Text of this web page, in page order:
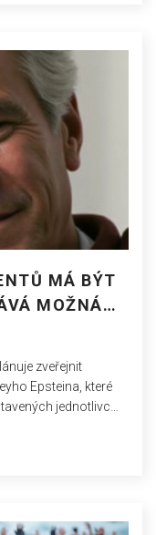
MÁ BÝT
MOŽNÁ
zveřejnit
Epsteina, které
jednotlivců.
detailů.